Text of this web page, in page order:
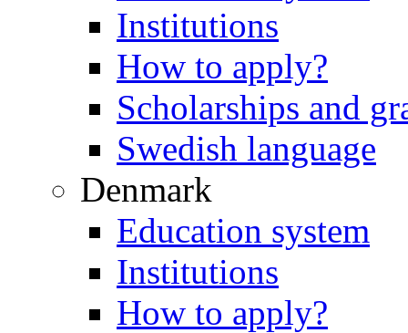
Institutions
How to apply?
Scholarships and
Swedish language
Denmark
Education system
Institutions
How to apply?